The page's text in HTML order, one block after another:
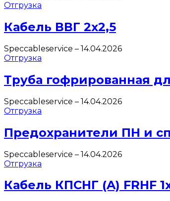
Отгрузка
Кабель ВВГ 2х2,5
Speccableservice – 14.04.2026
Отгрузка
Труба гофрированная
Speccableservice – 14.04.2026
Отгрузка
Предохранители ПН и
Speccableservice – 14.04.2026
Отгрузка
Кабель КПСНГ (A) FRHF